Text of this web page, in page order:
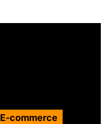
E-commerce